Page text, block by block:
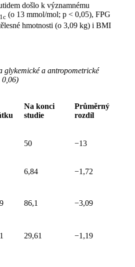
došlo k významnému
1c (o 13 mmol⁠/⁠mol; p < 0,05), FPG
hmotnosti (o 3,09 kg) i BMI
glykemické a antropometrické
Na konci
studie
Průměrný
rozdíl
50 −13
6,84 −1,72
86,1 −3,09
29,61 −1,19